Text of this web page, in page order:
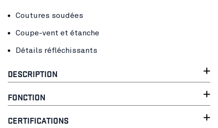
Coutures soudées
Coupe-vent et étanche
Détails réfléchissants
DESCRIPTION
FONCTION
CERTIFICATIONS